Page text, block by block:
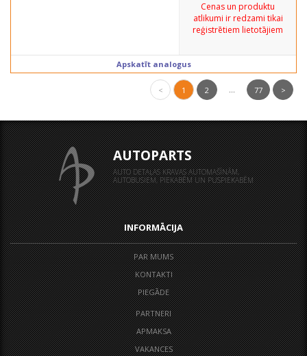
Cenas un produktu
atlikumi ir redzami tikai
reģistrētiem lietotājiem
Apskatīt analogus
< 1 2 ... 77 >
AUTOPARTS
AUTO DETAĻAS KRAVAS AUTOMAŠĪNĀM,
AUTOBUSIEM, PIEKABĒM UN PUSPIEKABĒM
INFORMĀCIJA
PAR MUMS
KONTAKTI
PIEGĀDE
PARTNERI
APMAKSA
VAKANCES